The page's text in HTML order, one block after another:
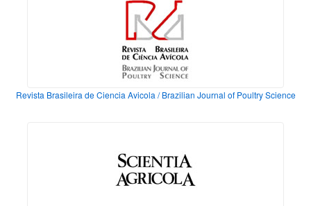
Revista Brasileira de Ciencia Avicola / Brazilian Journal of Poultry Science